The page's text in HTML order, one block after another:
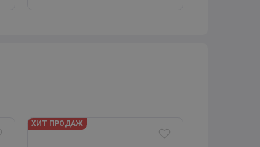
ХИТ ПРОДАЖ